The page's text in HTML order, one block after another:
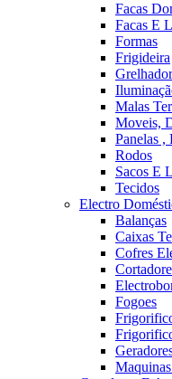
Facas
Facas E
Formas
Frigideira
Malas
Moveis,
Panelas ,
Rodos
Sacos E
Tecidos
Electro
Balanças
Caixas
Cofres
Fogoes